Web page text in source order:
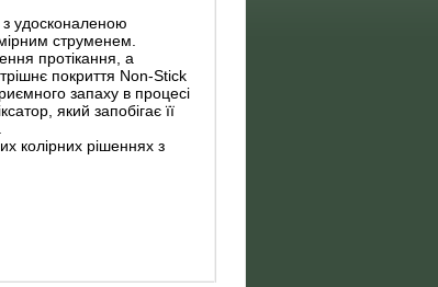
удосконаленою
струменем.
протікання, а
покриття Non-Stick
запаху в процесі
який запобігає її
колірних рішеннях з